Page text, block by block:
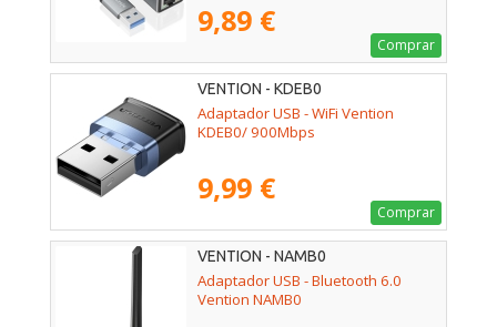
9,89 €
Comprar
VENTION - KDEB0
Adaptador USB - WiFi Vention
KDEB0/ 900Mbps
9,99 €
Comprar
VENTION - NAMB0
Adaptador USB - Bluetooth 6.0
Vention NAMB0